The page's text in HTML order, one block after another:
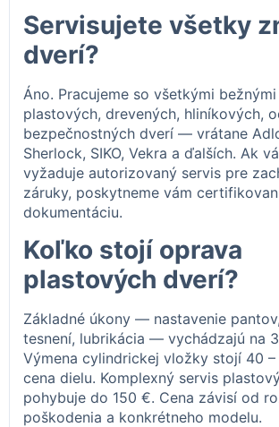
Servisujete všetky
dverí?
Áno. Pracujeme so všetkými
plastových, drevených, hliníkových,
bezpečnostných dverí — vrátane
Sherlock, SIKO, Vekra a ďalších. Ak
vyžaduje autorizovaný servis pre
záruky, poskytneme vám
dokumentáciu.
Koľko stojí oprava
plastových dverí?
Základné úkony — nastavenie
tesnení, lubrikácia — vychádzajú na
Výmena cylindrickej vložky stojí 40
cena dielu. Komplexný servis
pohybuje do 150 €. Cena závisí od
poškodenia a konkrétneho modelu.